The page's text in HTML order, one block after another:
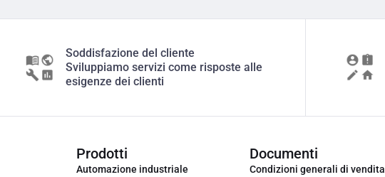
Soddisfazione del cliente
Sviluppiamo servizi come risposte alle
esigenze dei clienti
Prodotti
Automazione industriale
Documenti
Condizioni generali di vendita